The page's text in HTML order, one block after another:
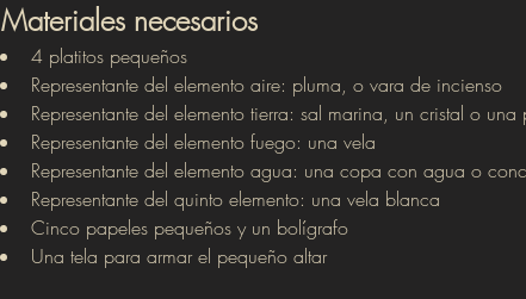
Materiales necesarios
4 platitos pequeños
Representante del elemento aire: pluma, o vara de incienso
Representante del elemento tierra: sal marina, un cristal o una
Representante del elemento fuego: una vela
Representante del elemento agua: una copa con agua o
Representante del quinto elemento: una vela blanca
Cinco papeles pequeños y un bolígrafo
Una tela para armar el pequeño altar